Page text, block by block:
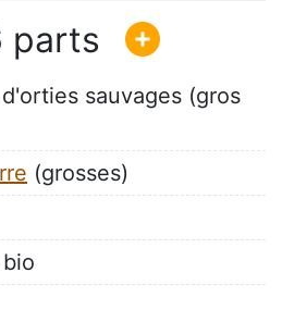
sauvages (gros
(grosses)